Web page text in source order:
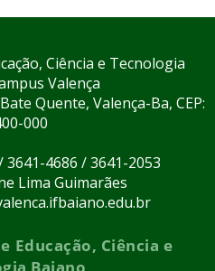
Ciência e Tecnologia
Valença
Quente, Valença-Ba, CEP:
000
3641-4686 / 3641-2053
Lima Guimarães
Educação, Ciência e